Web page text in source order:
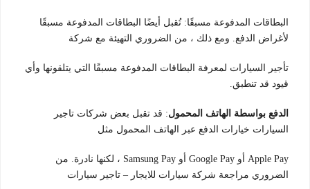
البطاقات المدفوعة مسبقًا: تُقبل أيضًا البطاقات المدفوعة مسبقًا
لأغراض الدفع. ومع ذلك ، من الضروري التهيئة مع شركة
تأجير السيارات لمعرفة البطاقات المدفوعة مسبقًا التي يتلقونها وأي
قيود قد تنطبق.
الدفع بواسطة الهاتف المحمول: قد تقبل بعض شركات تاجير
السيارات خيارات الدفع عبر الهاتف المحمول مثل
Apple Pay أو Google Pay أو Samsung Pay ، لكنها نادرة. من
الضروري مراجعة شركة سيارات للايجار – تاجير سيارات